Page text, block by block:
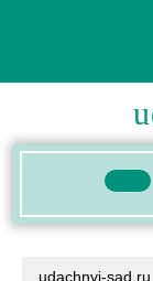
udachnyi-sad.ru